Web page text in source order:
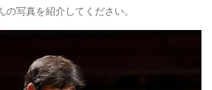
真を紹介してください。